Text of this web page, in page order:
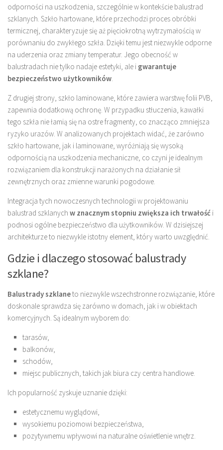
odporności na uszkodzenia, szczególnie w kontekście balustrad
szklanych. Szkło hartowane, które przechodzi proces obróbki
termicznej, charakteryzuje się aż pięciokrotną wytrzymałością w
porównaniu do zwykłego szkła. Dzięki temu jest niezwykle odporne
na uderzenia oraz zmiany temperatur. Jego obecność w
balustradach nie tylko nadaje estetyki, ale i gwarantuje
bezpieczeństwo użytkowników.
Z drugiej strony, szkło laminowane, które zawiera warstwę folii PVB,
zapewnia dodatkową ochronę. W przypadku stłuczenia, kawałki
tego szkła nie łamią się na ostre fragmenty, co znacząco zmniejsza
ryzyko urazów. W analizowanych projektach widać, że zarówno
szkło hartowane, jak i laminowane, wyróżniają się wysoką
odpornością na uszkodzenia mechaniczne, co czyni je idealnym
rozwiązaniem dla konstrukcji narażonych na działanie sił
zewnętrznych oraz zmienne warunki pogodowe.
Integracja tych nowoczesnych technologii w projektowaniu
balustrad szklanych w znacznym stopniu zwiększa ich trwałość i
podnosi ogólne bezpieczeństwo dla użytkowników. W dzisiejszej
architekturze to niezwykle istotny element, który warto uwzględnić.
Gdzie i dlaczego stosować balustrady
szklane?
Balustrady szklaneto niezwykle wszechstronne rozwiązanie, które
doskonale sprawdza się zarówno w domach, jak i w obiektach
komercyjnych. Są idealnym wyborem do:
tarasów,
balkonów,
schodów,
miejsc publicznych, takich jak biura czy centra handlowe.
Ich popularność zyskuje uznanie dzięki:
estetycznemu wyglądowi,
wysokiemu poziomowi bezpieczeństwa,
pozytywnemu wpływowi na naturalne oświetlenie wnętrz.